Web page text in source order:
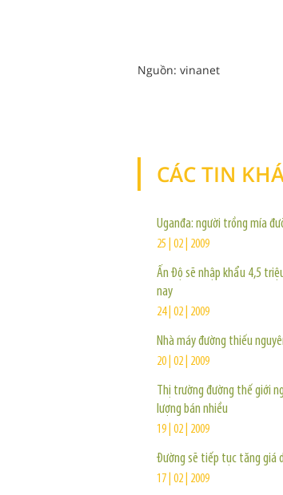
Nguồn: vinanet
CÁC TIN
Uganđa: người trồng mía
25 | 02 | 2009
Ấn Độ sẽ nhập khẩu 4,5
nay
24 | 02 | 2009
Nhà máy đường thiếu
20 | 02 | 2009
Thị trường đường thế giới
lượng bán nhiều
19 | 02 | 2009
Đường sẽ tiếp tục tăng giá
17 | 02 | 2009